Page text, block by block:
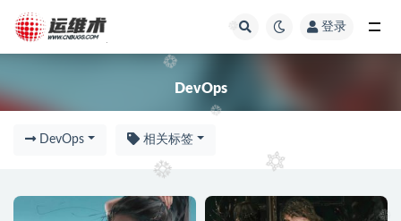
登录
DevOps
DevOps 相关标签